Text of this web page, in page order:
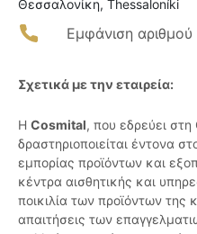
Θεσσαλονίκη, Thessaloníki
Εμφάνιση
Σχετικά με την εταιρεία:
Η Cosmital, που εδρεύει
δραστηριοποιείται έντονα
εμπορίας προϊόντων και
κέντρα αισθητικής και
ποικιλία των προϊόντων της
απαιτήσεις των